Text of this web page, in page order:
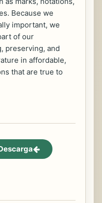
Because we
important, we
of our
preserving, and
in affordable,
that are true to